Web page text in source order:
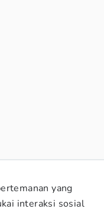
yang
interaksi sosial